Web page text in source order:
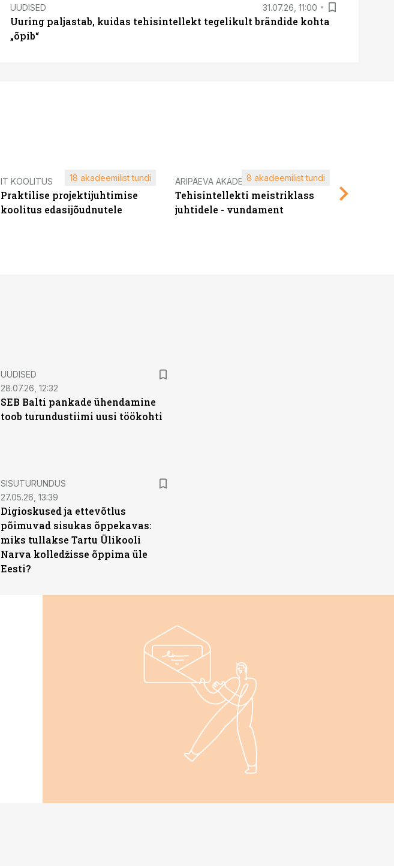
UUDISED 31.07.26, 11:00
Uuring paljastab, kuidas tehisintellekt tegelikult brändide kohta
„õpib“
IT KOOLITUS
Praktilise projektijuhtimise
koolitus edasijõudnutele
18 akadeemilist tundi ÄRIPÄEVA AKADEEMIA
Tehisintellekti meistriklass
juhtidele - vundament
8 akadeemilist tundi
UUDISED
28.07.26, 12:32
SEB Balti pankade ühendamine
toob turundustiimi uusi töökohti
ST
SISUTURUNDUS
27.05.26, 13:39
Digioskused ja ettevõtlus
põimuvad sisukas õppekavas:
miks tullakse Tartu Ülikooli
Narva kolledžisse õppima üle
Eesti?